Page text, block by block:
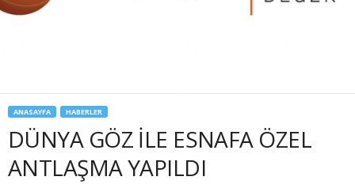
ANASAYFA HABERLER
DÜNYA GÖZ İLE ESNAFA ÖZEL
ANTLAŞMA YAPILDI